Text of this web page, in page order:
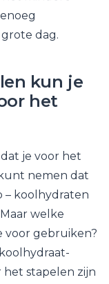
dag.
kun je
het
je voor het
nemen dat
– koolhydraten
welke
voor gebruiken?
stapelen zijn